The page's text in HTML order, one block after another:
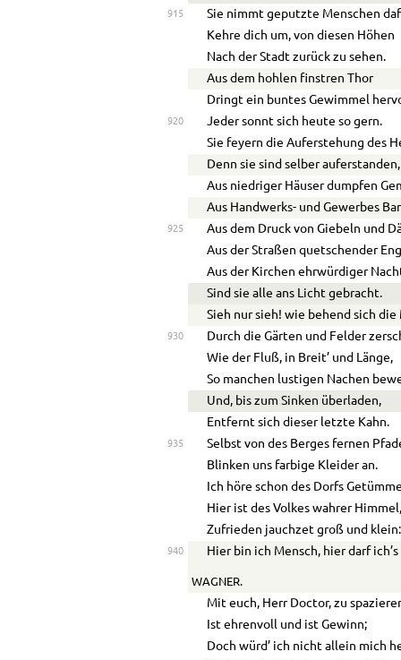
915
Sie nimmt geputzte Menschen
Kehre dich um, von diesen Höhen
Nach der Stadt zurück zu sehen.
Aus dem hohlen finstren Thor
Dringt ein buntes Gewimmel
920
Jeder sonnt sich heute so gern.
Sie feyern die Auferstehung des
Denn sie sind selber auferstanden,
Aus niedriger Häuser dumpfen
Aus Handwerks- und Gewerbes
925
Aus dem Druck von Giebeln und
Aus der Straßen quetschender
Aus der Kirchen ehrwürdiger
Sind sie alle ans Licht gebracht.
Sieh nur sieh! wie behend sich die
930
Durch die Gärten und Felder
Wie der Fluß, in Breit’ und Länge,
So manchen lustigen Nachen
Und, bis zum Sinken überladen,
Entfernt sich dieser letzte Kahn.
935
Selbst von des Berges fernen
Blinken uns farbige Kleider an.
Ich höre schon des Dorfs
Hier ist des Volkes wahrer
Zufrieden jauchzet groß und klein:
940 Hier bin ich Mensch, hier darf ich’s
WAGNER.
Mit euch, Herr Doctor, zu
Ist ehrenvoll und ist Gewinn;
Doch würd’ ich nicht allein mich